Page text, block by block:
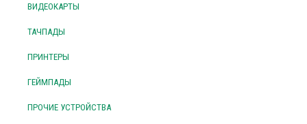
ВИДЕОКАРТЫ
ТАЧПАДЫ
ПРИНТЕРЫ
ГЕЙМПАДЫ
ПРОЧИЕ УСТРОЙСТВА